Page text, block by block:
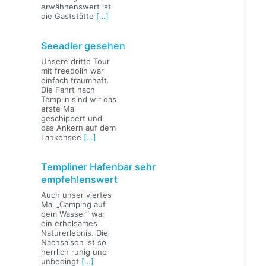
erwähnenswert ist
die Gaststätte […]
Seeadler gesehen
Unsere dritte Tour
mit freedolin war
einfach traumhaft.
Die Fahrt nach
Templin sind wir das
erste Mal
geschippert und
das Ankern auf dem
Lankensee […]
Templiner Hafenbar sehr
empfehlenswert
Auch unser viertes
Mal „Camping auf
dem Wasser“ war
ein erholsames
Naturerlebnis. Die
Nachsaison ist so
herrlich ruhig und
unbedingt […]